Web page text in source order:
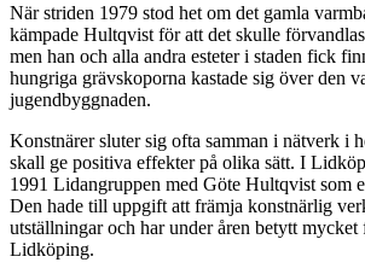
När striden 1979 stod het om det gamla
kämpade Hultqvist för att det skulle
men han och alla andra esteter i staden fick
hungriga grävskoporna kastade sig över den
jugendbyggnaden.
Konstnärer sluter sig ofta samman i nätverk i
skall ge positiva effekter på olika sätt. I
1991 Lidangruppen med Göte Hultqvist som
Den hade till uppgift att främja konstnärlig
utställningar och har under åren betytt
Lidköping.